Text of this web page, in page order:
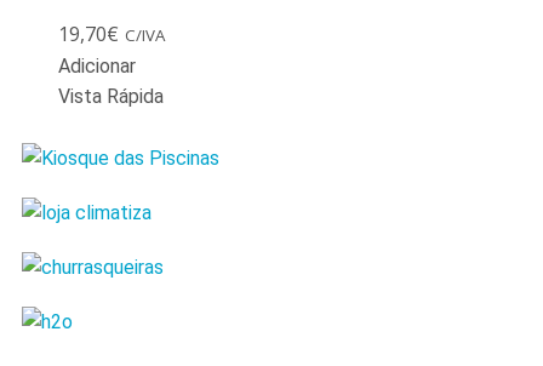
19,70€ C/IVA
Adicionar
Vista Rápida